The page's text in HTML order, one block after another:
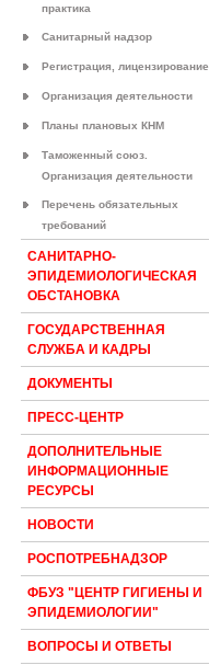
практика
Санитарный надзор
Регистрация, лицензирование
Организация деятельности
Планы плановых КНМ
Таможенный союз.
Организация деятельности
Перечень обязательных
требований
САНИТАРНО-
ЭПИДЕМИОЛОГИЧЕСКАЯ
ОБСТАНОВКА
ГОСУДАРСТВЕННАЯ
СЛУЖБА И КАДРЫ
ДОКУМЕНТЫ
ПРЕСС-ЦЕНТР
ДОПОЛНИТЕЛЬНЫЕ
ИНФОРМАЦИОННЫЕ
РЕСУРСЫ
НОВОСТИ
РОСПОТРЕБНАДЗОР
ФБУЗ "ЦЕНТР ГИГИЕНЫ И
ЭПИДЕМИОЛОГИИ"
ВОПРОСЫ И ОТВЕТЫ